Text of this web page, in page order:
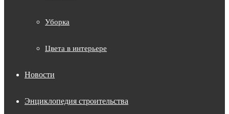
Уборка
Цвета в интерьере
Новости
Энциклопедия строительства